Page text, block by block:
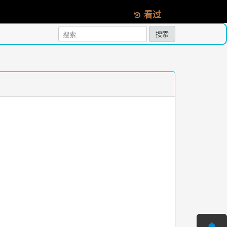
看过
搜索